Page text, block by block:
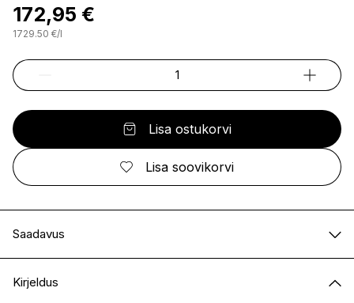
172,95 €
1729.50 €/l
Lisa ostukorvi
Lisa soovikorvi
Saadavus
I.L.U. Kristiine
Kirjeldus